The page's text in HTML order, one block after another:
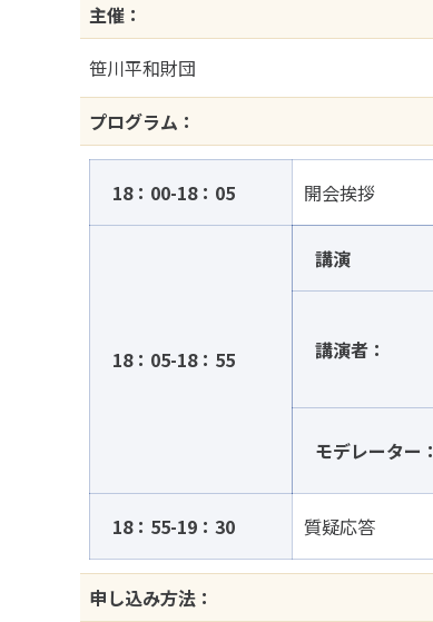
主催：
笹川平和財団
プログラム：
18：00-18：05 開会挨拶
18：05-18：55
講演
講演者：
モデレーター：
18：55-19：30 質疑応答
申し込み方法：